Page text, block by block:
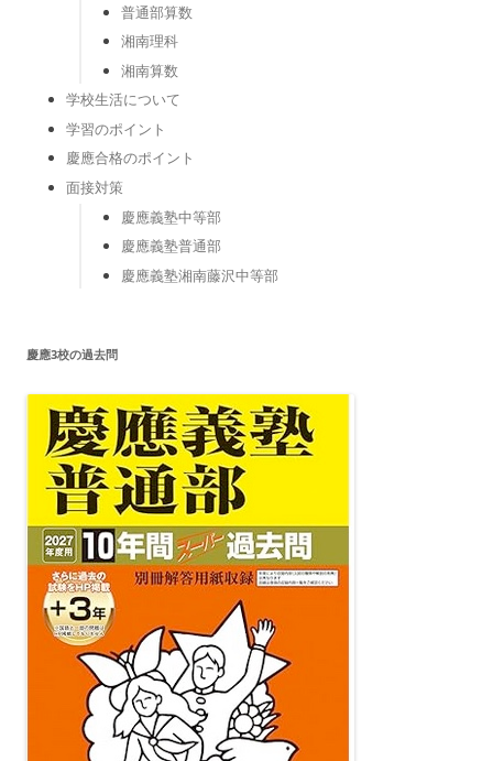
普通部算数
湘南理科
湘南算数
学校生活について
学習のポイント
慶應合格のポイント
面接対策
慶應義塾中等部
慶應義塾普通部
慶應義塾湘南藤沢中等部
慶應3校の過去問